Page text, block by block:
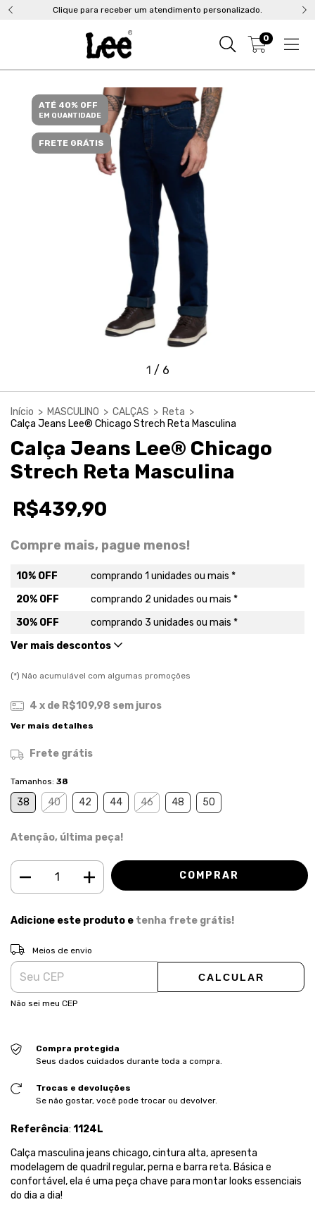
Clique para receber um atendimento personalizado.
0
ATÉ 40% OFF
EM QUANTIDADE
FRETE GRÁTIS
1 / 6
Início > MASCULINO > CALÇAS > Reta >
Calça Jeans Lee® Chicago Strech Reta Masculina
Calça Jeans Lee® Chicago
Strech Reta Masculina
R$439,90
Compre mais, pague menos!
10% OFF
comprando 1 unidades ou mais *
20% OFF
comprando 2 unidades ou mais *
30% OFF
comprando 3 unidades ou mais *
Ver mais descontos
(*) Não acumulável com algumas promoções
4 x de R$109,98 sem juros
Ver mais detalhes
Frete grátis
Tamanhos: 38
38 40 42 44 46 48 50
Atenção, última peça!
Adicione este produto e tenha frete grátis!
Entregas para o CEP:
Meios de envio
CALCULAR
Não sei meu CEP
Compra protegida
Seus dados cuidados durante toda a compra.
Trocas e devoluções
Se não gostar, você pode trocar ou devolver.
Referência: 1124L
Calça masculina jeans chicago, cintura alta, apresenta
modelagem de quadril regular, perna e barra reta. Básica e
confortável, ela é uma peça chave para montar looks essenciais
do dia a dia!